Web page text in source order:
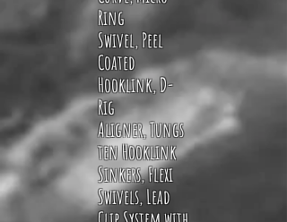
Ring
Swivel,Peel
Coated
Hooklink,D-
Rig
Aligner,Tungs
ten Hooklink
Sinkers,Flexi
Swivels, Lead